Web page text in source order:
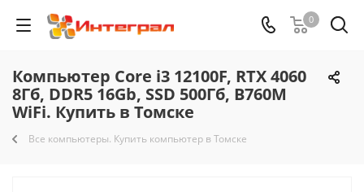
0
Компьютер Core i3 12100F, RTX 4060
8Гб, DDR5 16Gb, SSD 500Гб, B760M
WiFi. Купить в Томске
Все компьютеры. Купить компьютер в Томске